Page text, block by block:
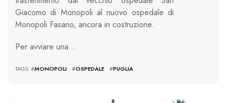
Giacomo di Monopoli al nuovo ospedale di
Monopoli Fasano, ancora in costruzione.
Per avviare una…
TAGS: #MONOPOLI #OSPEDALE #PUGLIA